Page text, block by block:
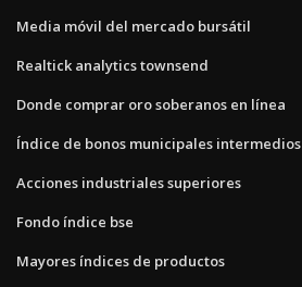
Media móvil del mercado bursátil
Realtick analytics townsend
Donde comprar oro soberanos en línea
Índice de bonos municipales intermedios
Acciones industriales superiores
Fondo índice bse
Mayores índices de productos